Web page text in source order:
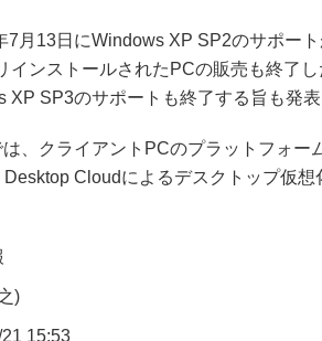
月13日にWindows XP SP2のサポー
インストールされたPCの販売も終了
XP SP3のサポートも終了する旨も発表
、クライアントPCのプラットフォー
Desktop Cloudによるデスクトップ仮想
)
15:53